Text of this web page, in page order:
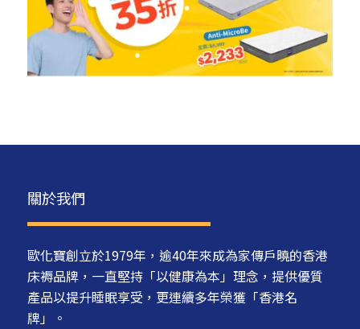
關於我們
歐化寶創立於1979年，逾40年來成為家傳戶曉的香港
床褥品牌，一直堅持「以健康為本」理念，提供優質
產品以提升睡眠享受，更連續多年榮獲「香港名
牌」。